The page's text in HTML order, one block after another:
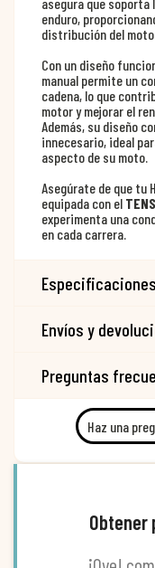
enduro,
distribución del
Con un diseño
manual permite un
cadena, lo que
motor y mejorar el
Además, su diseño
innecesario, ideal
aspecto de su moto.
Asegúrate de que tu
equipada con el
experimenta una
en cada carrera.
Envíos y
Preguntas
Haz una
Obtener